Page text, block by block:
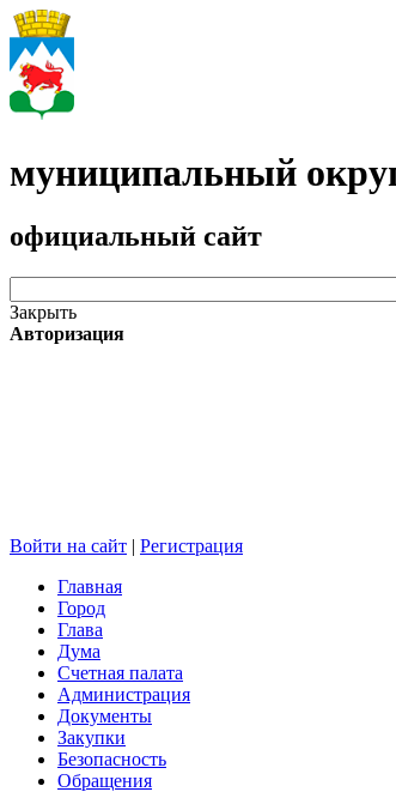
муниципальный
официальный сайт
Закрыть
Авторизация
Войти на сайт | Регистрация
Главная
Город
Глава
Дума
Счетная палата
Администрация
Документы
Закупки
Безопасность
Обращения